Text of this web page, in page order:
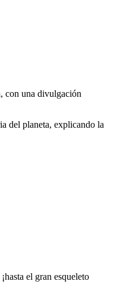
con una divulgación
del planeta, explicando la
el gran esqueleto